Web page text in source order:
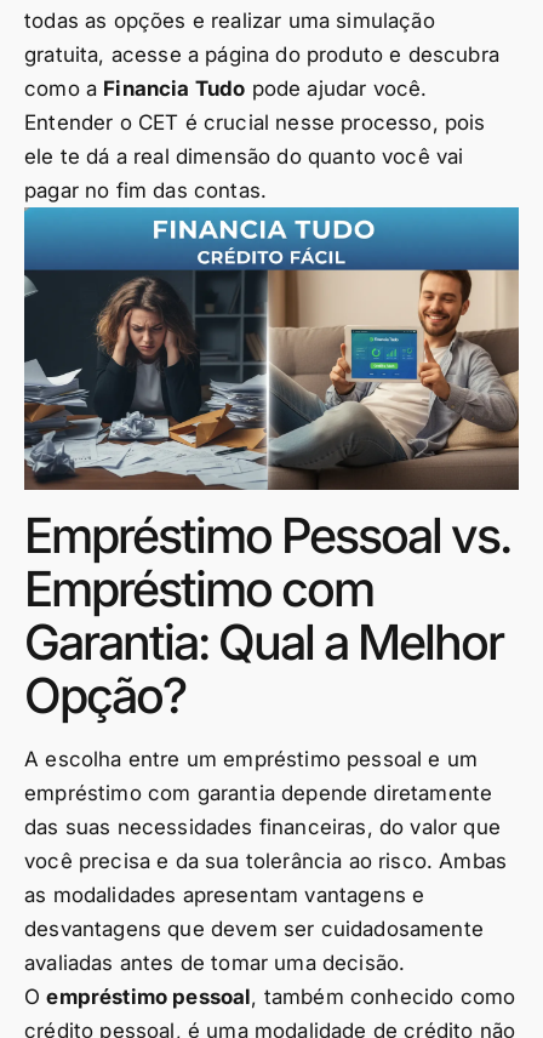
todas as opções e realizar uma simulação
gratuita, acesse a página do produto e descubra
como a Financia Tudo pode ajudar você.
Entender o CET é crucial nesse processo, pois
ele te dá a real dimensão do quanto você vai
pagar no fim das contas.
Empréstimo Pessoal vs.
Empréstimo com
Garantia: Qual a Melhor
Opção?
A escolha entre um empréstimo pessoal e um
empréstimo com garantia depende diretamente
das suas necessidades financeiras, do valor que
você precisa e da sua tolerância ao risco. Ambas
as modalidades apresentam vantagens e
desvantagens que devem ser cuidadosamente
avaliadas antes de tomar uma decisão.
Oempréstimo pessoal, também conhecido como
crédito pessoal, é uma modalidade de crédito não